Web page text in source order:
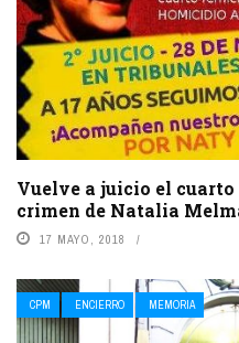
Vuelve a juicio el
crimen de Natalia
17 MAYO, 2018
CPM ENCIERRO MEMORIA